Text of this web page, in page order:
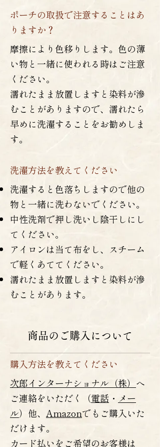
ポーチの取扱で注意することはあ
りますか？
摩擦により色移りします。色の薄
い物と一緒に使われる時はご注意
ください。
濡れたまま放置しますと染料が滲
むことがありますので、濡れたら
早めに洗濯することをお勧めしま
す。
洗濯方法を教えてください
洗濯すると色落ちしますので他の
物と一緒に洗わないでください。
中性洗剤で押し洗いし陰干しにし
てください。
アイロンは当て布をし、スチーム
で軽くあててください。
濡れたまま放置しますと染料が滲
むことがあります。
商品のご購入について
購入方法を教えてください
次郎インターナショナル（株） へ
ご連絡をいただく（電話 ・ メー
ル）他、 Amazonでもご購入いた
だけます。
カード払いをご希望のお客様は